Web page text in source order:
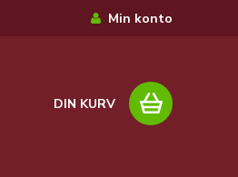
Min konto
DIN KURV